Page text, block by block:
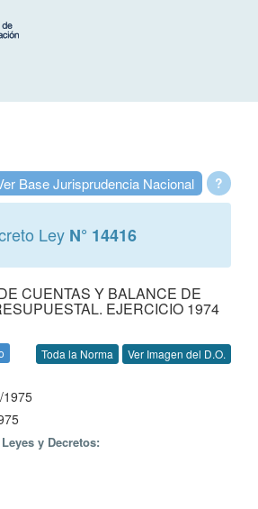
?
Base Jurisprudencia Nacional
Ley N° 14416
CUENTAS Y BALANCE DE
EJERCICIO 1974
Toda la Norma Ver Imagen del D.O.
1975
y Decretos: